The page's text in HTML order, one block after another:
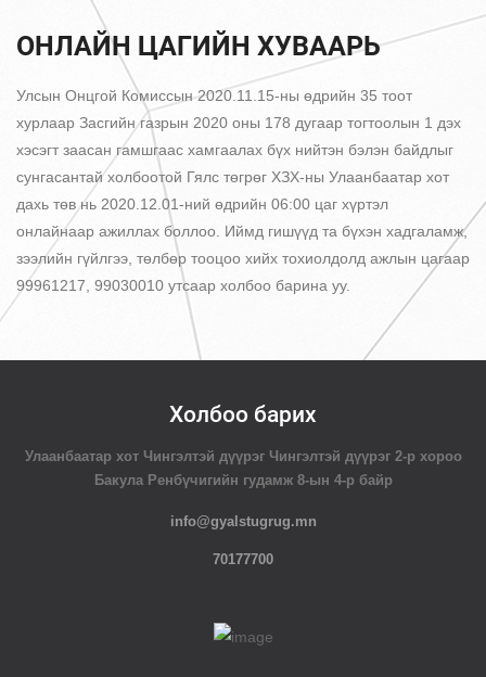
ОНЛАЙН ЦАГИЙН ХУВААРЬ
Улсын Онцгой Комиссын 2020.11.15-ны өдрийн 35 тоот
хурлаар Засгийн газрын 2020 оны 178 дугаар тогтоолын 1 дэх
хэсэгт заасан гамшгаас хамгаалах бүх нийтэн бэлэн байдлыг
сунгасантай холбоотой Гялс төгрөг ХЗХ-ны Улаанбаатар хот
дахь төв нь 2020.12.01-ний өдрийн 06:00 цаг хүртэл
онлайнаар ажиллах боллоо. Иймд гишүүд та бүхэн хадгаламж,
зээлийн гүйлгээ, төлбөр тооцоо хийх тохиолдолд ажлын цагаар
99961217, 99030010 утсаар холбоо барина уу.
Холбоо барих
Улаанбаатар хот Чингэлтэй дүүрэг Чингэлтэй дүүрэг 2-р хороо
Бакула Ренбүчигийн гудамж 8-ын 4-р байр
info@gyalstugrug.mn
70177700